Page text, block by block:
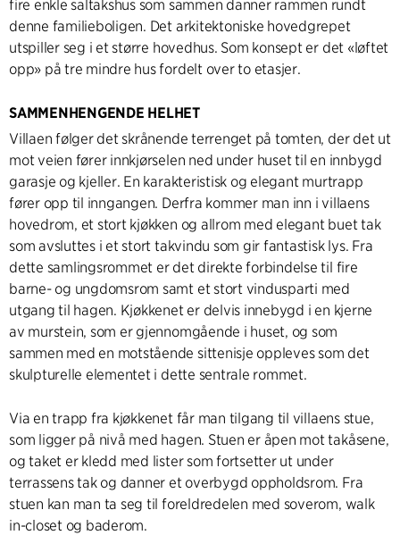
fire enkle saltakshus som sammen danner rammen rundt
denne familieboligen. Det arkitektoniske hovedgrepet
utspiller seg i et større hovedhus. Som konsept er det «løftet
opp» på tre mindre hus fordelt over to etasjer.
SAMMENHENGENDE HELHET
Villaen følger det skrånende terrenget på tomten, der det ut
mot veien fører innkjørselen ned under huset til en innbygd
garasje og kjeller. En karakteristisk og elegant murtrapp
fører opp til inngangen. Derfra kommer man inn i villaens
hovedrom, et stort kjøkken og allrom med elegant buet tak
som avsluttes i et stort takvindu som gir fantastisk lys. Fra
dette samlingsrommet er det direkte forbindelse til fire
barne- og ungdomsrom samt et stort vindusparti med
utgang til hagen. Kjøkkenet er delvis innebygd i en kjerne
av murstein, som er gjennomgående i huset, og som
sammen med en motstående sittenisje oppleves som det
skulpturelle elementet i dette sentrale rommet.
Via en trapp fra kjøkkenet får man tilgang til villaens stue,
som ligger på nivå med hagen. Stuen er åpen mot takåsene,
og taket er kledd med lister som fortsetter ut under
terrassens tak og danner et overbygd oppholdsrom. Fra
stuen kan man ta seg til foreldredelen med soverom, walk
in-closet og baderom.